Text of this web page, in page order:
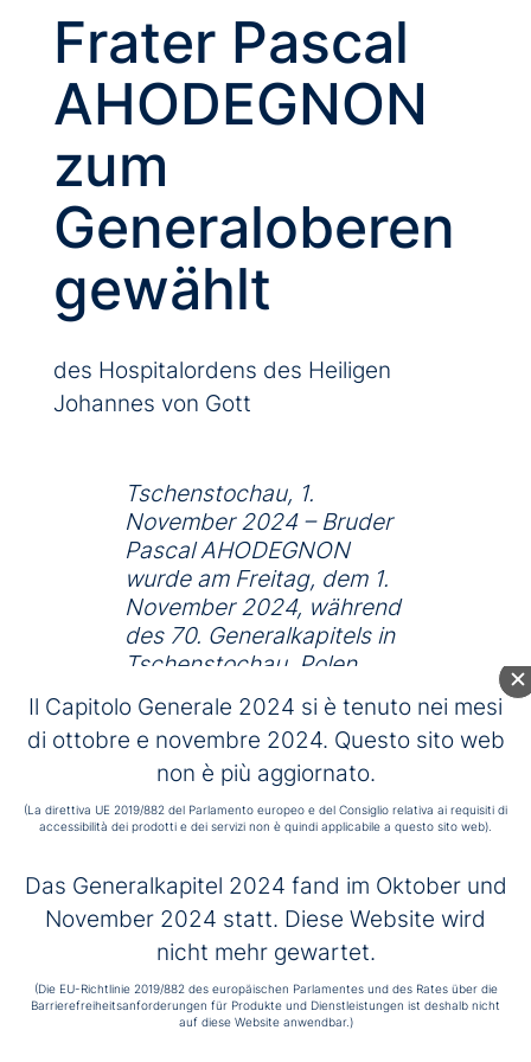
Frater Pascal
AHODEGNON
zum
Generaloberen
gewählt
des Hospitalordens des Heiligen
Johannes von Gott
Tschenstochau, 1.
November 2024 – Bruder
Pascal AHODEGNON
wurde am Freitag, dem 1.
November 2024, während
des 70. Generalkapitels in
Tschenstochau, Polen,
zum Generaloberen des
Hospitalordens des
Heiligen Johannes von
Gott gewählt. Der 53-
jährige Frater Pascal
stammt ursprünglich aus
bis jetzt Generalrat.
geboren. Er trat 1994 in den Orden ein, legte am 15.
August 1997 seine zeitlichen Gelübde ab und am 25.
Il Capitolo Generale 2024 si è tenuto nei mesi
di ottobre e novembre 2024. Questo sito web
non è più aggiornato.
(La direttiva UE 2019/882 del Parlamento europeo e del Consiglio relativa ai requisiti di
accessibilità dei prodotti e dei servizi non è quindi applicabile a questo sito web).
Das Generalkapitel 2024 fand im Oktober und
November 2024 statt. Diese Website wird
nicht mehr gewartet.
(Die EU-Richtlinie 2019/882 des europäischen Parlamentes und des Rates über die
Barrierefreiheitsanforderungen für Produkte und Dienstleistungen ist deshalb nicht
auf diese Website anwendbar.)